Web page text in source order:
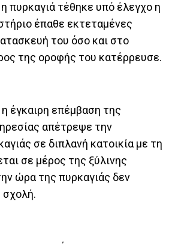
η πυρκαγιά τέθηκε υπό έλεγχο η
έπαθε εκτεταμένες
του όσο και στο
της οροφής του κατέρρευσε.
έγκαιρη επέμβαση της
απέτρεψε την
σε διπλανή κατοικία με τη
σε μέρος της ξύλινης
ώρα της πυρκαγιάς δεν
σχολή.